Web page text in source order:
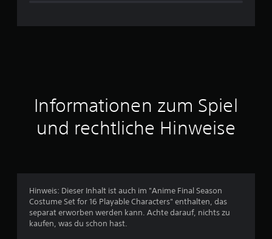
h
t
t
c
h
Informationen zum Spiel
und rechtliche Hinweise
Hinweis: Dieser Inhalt ist auch im "Anime Final Season
Costume Set for 16 Playable Characters" enthalten, das
separat erworben werden kann. Achte darauf, nichts zu
kaufen, was du schon hast.